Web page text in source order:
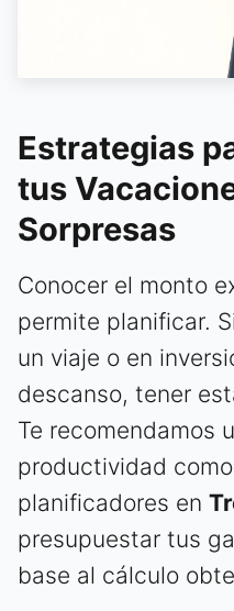
Estrategias
tus
Sorpresas
Conocer el monto
permite planificar.
un viaje o en
descanso, tener
Te recomendamos
productividad como
planificadores en
presupuestar tus
base al cálculo